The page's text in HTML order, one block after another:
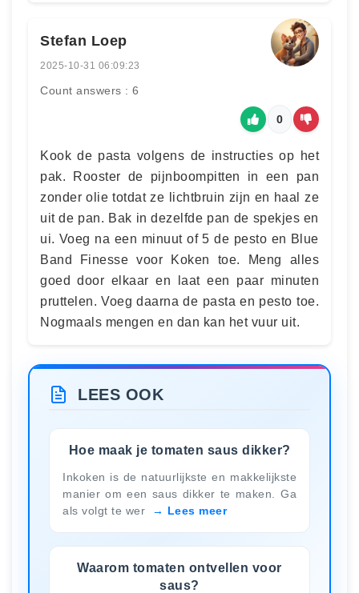
Stefan Loep
2025-10-31 06:09:23
Count answers : 6
0
Kook de pasta volgens de instructies op het
pak. Rooster de pijnboompitten in een pan
zonder olie totdat ze lichtbruin zijn en haal ze
uit de pan. Bak in dezelfde pan de spekjes en
ui. Voeg na een minuut of 5 de pesto en Blue
Band Finesse voor Koken toe. Meng alles
goed door elkaar en laat een paar minuten
pruttelen. Voeg daarna de pasta en pesto toe.
Nogmaals mengen en dan kan het vuur uit.
LEES OOK
Hoe maak je tomaten saus dikker?
Inkoken is de natuurlijkste en makkelijkste
manier om een saus dikker te maken. Ga
als volgt te wer
Lees meer
Waarom tomaten ontvellen voor
saus?